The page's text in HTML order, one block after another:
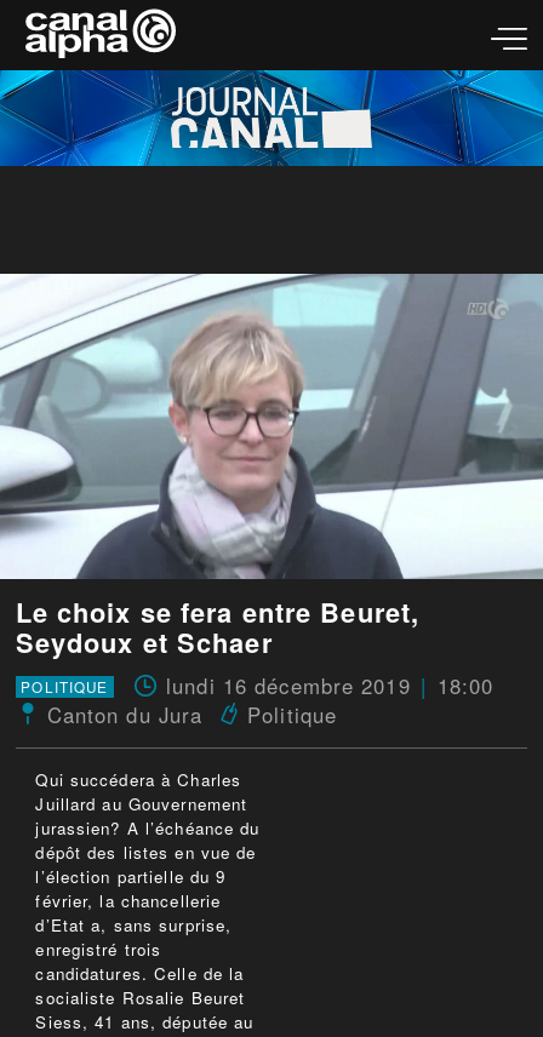
Le choix se fera entre Beuret,
Seydoux et Schaer
POLITIQUE lundi 16 décembre 2019
18:00
Canton du Jura
Politique
Qui succédera à Charles
Juillard au Gouvernement
jurassien? A l’échéance du
dépôt des listes en vue de
l’élection partielle du 9
février, la chancellerie
d’Etat a, sans surprise,
enregistré trois
candidatures. Celle de la
socialiste Rosalie Beuret
Siess, 41 ans, députée au